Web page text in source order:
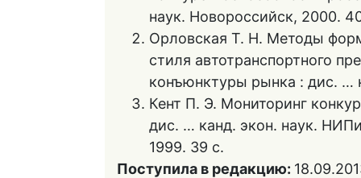
наук. Новороссийск, 2000.
Орловская Т. Н. Методы
стиля автотранспортного
конъюнктуры рынка : дис. …
Кент П. Э. Мониторинг
дис. … канд. экон. наук.
1999. 39 с.
Поступила в редакцию: